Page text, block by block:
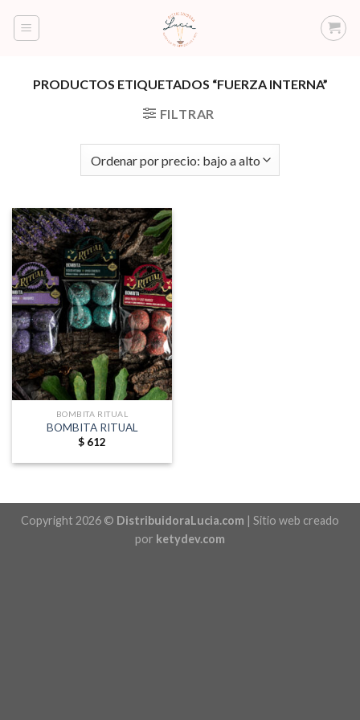
PRODUCTOS ETIQUETADOS “FUERZA INTERNA”
FILTRAR
BOMBITA RITUAL
BOMBITA RITUAL
$ 612
Copyright 2026 © DistribuidoraLucia.com | Sitio web creado
por ketydev.com